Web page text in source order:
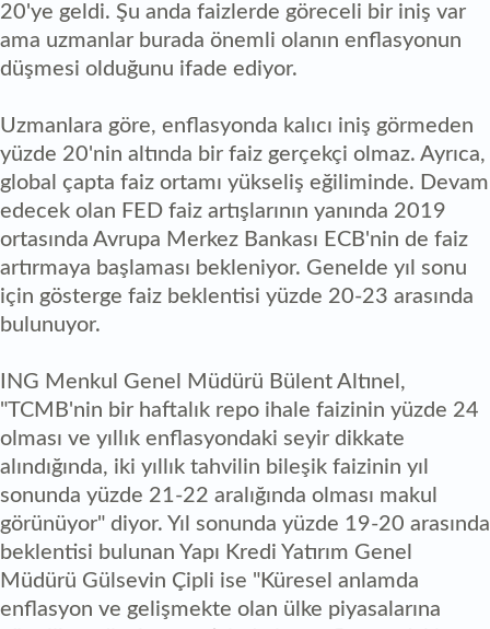
20'ye geldi. Şu anda faizlerde göreceli bir iniş var
ama uzmanlar burada önemli olanın enflasyonun
düşmesi olduğunu ifade ediyor.
Uzmanlara göre, enflasyonda kalıcı iniş görmeden
yüzde 20'nin altında bir faiz gerçekçi olmaz. Ayrıca,
global çapta faiz ortamı yükseliş eğiliminde. Devam
edecek olan FED faiz artışlarının yanında 2019
ortasında Avrupa Merkez Bankası ECB'nin de faiz
artırmaya başlaması bekleniyor. Genelde yıl sonu
için gösterge faiz beklentisi yüzde 20-23 arasında
bulunuyor.
ING Menkul Genel Müdürü Bülent Altınel,
"TCMB'nin bir haftalık repo ihale faizinin yüzde 24
olması ve yıllık enflasyondaki seyir dikkate
alındığında, iki yıllık tahvilin bileşik faizinin yıl
sonunda yüzde 21-22 aralığında olması makul
görünüyor" diyor. Yıl sonunda yüzde 19-20 arasında
beklentisi bulunan Yapı Kredi Yatırım Genel
Müdürü Gülsevin Çipli ise "Küresel anlamda
enflasyon ve gelişmekte olan ülke piyasalarına